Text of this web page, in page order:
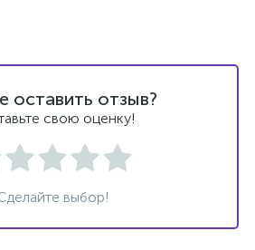
оставить отзыв?
свою оценку!
выбор!